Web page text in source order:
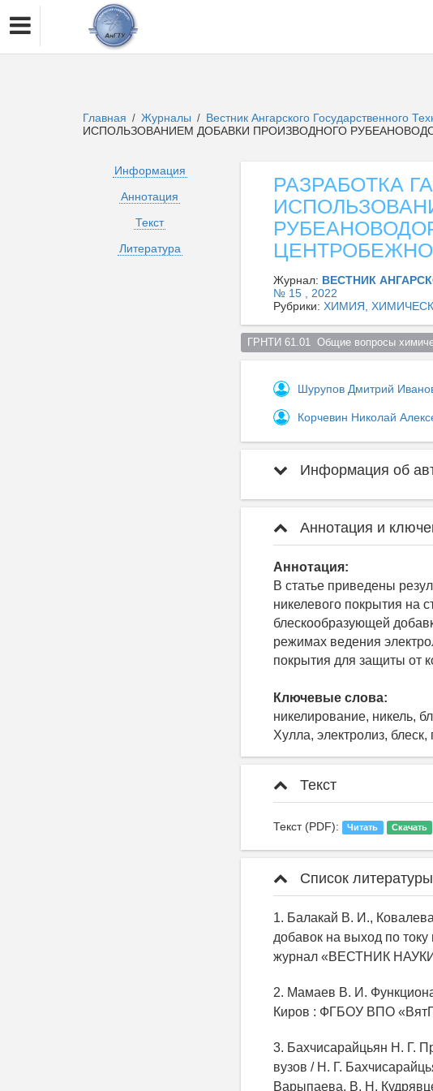
Главная / Журналы / Вестник Ангарского Государственного
ИСПОЛЬЗОВАНИЕМ ДОБАВКИ ПРОИЗВОДНОГО
Информация
Аннотация
Текст
Литература
РАЗРАБОТКА
Журнал: ВЕСТНИК
№ 15 , 2022
Рубрики: ХИМИЯ,
ГРНТИ 61.01  Общие вопросы
Шурупов Дмитрий
Корчевин Николай
Информация об
Аннотация и
Аннотация:
В статье приведены
никелевого покрытия на
блескообразующей
режимах ведения
покрытия для защиты от
Ключевые слова:
никелирование, никель,
Хулла, электролиз,
Текст
Текст (PDF): Читать Скачать
Список литературы
1. Балакай В. И.,
добавок на выход по
журнал «ВЕСТНИК
2. Мамаев В. И.
Киров : ФГБОУ ВПО
3. Бахчисарайцьян Н. Г.
вузов / Н. Г.
Варыпаева, В. Н.